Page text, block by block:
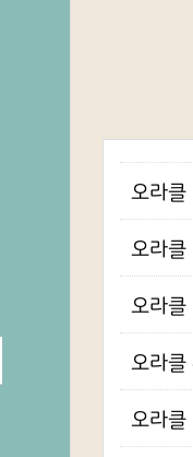
오라
오라클
오라
오라
오라